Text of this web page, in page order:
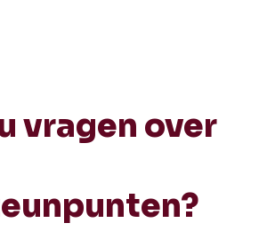
vragen over